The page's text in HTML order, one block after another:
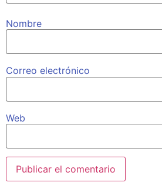
Nombre
Correo electrónico
Web